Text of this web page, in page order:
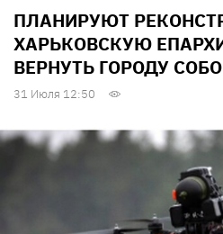
ПЛАНИРУЮТ
ХАРЬКОВСКУЮ
ВЕРНУТЬ ГОРОДУ
31 Июля 12:50